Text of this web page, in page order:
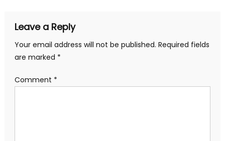
Leave a Reply
Your email address will not be published. Required fields
are marked *
Comment *